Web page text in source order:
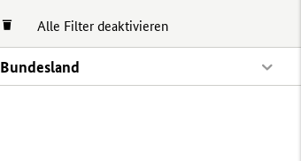
Alle Filter deaktivieren
Bundesland